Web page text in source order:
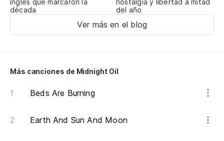
inglés que marcaron la
década
del año
Ver más en el blog
Más canciones de Midnight Oil
Beds Are Burning
Earth And Sun And Moon